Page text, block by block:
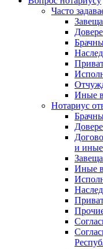
Часто
Иные
Нотариус
и
Иные